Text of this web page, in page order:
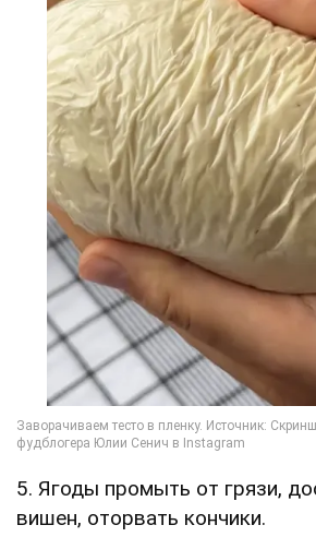
5. Ягоды промыть от грязи,
вишен, оторвать кончики.